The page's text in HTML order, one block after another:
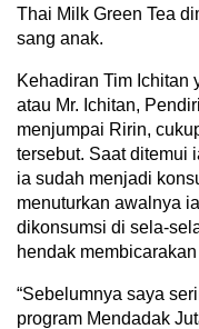
Thai Milk Green Tea
sang anak.
Kehadiran Tim Ichitan
atau Mr. Ichitan,
menjumpai Ririn,
tersebut. Saat ditemui
ia sudah menjadi
menuturkan awalnya
dikonsumsi di sela-
hendak
“Sebelumnya saya
program Mendadak